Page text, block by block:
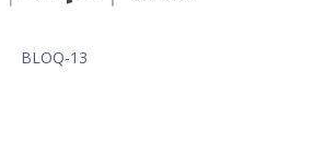
BLOQ-13